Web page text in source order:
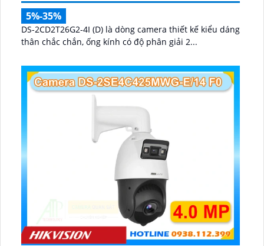
5%-35%
DS-2CD2T26G2-4I (D) là dòng camera thiết kế kiểu dáng
thân chắc chắn, ống kính có độ phân giải 2...